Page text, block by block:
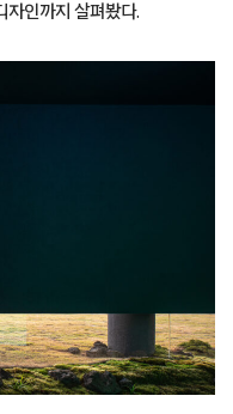
자인까지 살펴봤다.